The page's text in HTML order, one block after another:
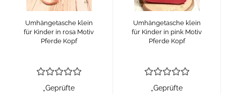
Umhängetasche klein
für Kinder in rosa Motiv
Pferde Kopf
„Geprüfte
Umhängetasche klein
für Kinder in pink Motiv
Pferde Kopf
„Geprüfte